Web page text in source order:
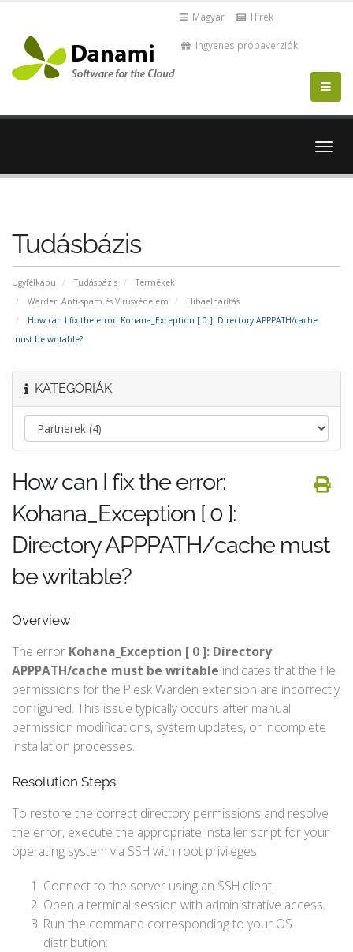
Magyar Hírek
Ingyenes próbaverziók
Tudásbázis
Ügyfélkapu Tudásbázis
Termékek
Warden Anti-spam és Vírusvédelem
Hibaelhárítás
How can I fix the error: Kohana_Exception [ 0 ]: Directory APPPATH/cache
must be writable?
KATEGÓRIÁK
How can I fix the error:
Kohana_Exception [ 0 ]:
Directory APPPATH/cache must
be writable?
Overview
The error Kohana_Exception [ 0 ]: Directory
APPPATH/cache must be writable indicates that the file
permissions for the Plesk Warden extension are incorrectly
configured. This issue typically occurs after manual
permission modifications, system updates, or incomplete
installation processes.
Resolution Steps
To restore the correct directory permissions and resolve
the error, execute the appropriate installer script for your
operating system via SSH with root privileges.
Connect to the server using an SSH client.
Open a terminal session with administrative access.
Run the command corresponding to your OS
distribution: